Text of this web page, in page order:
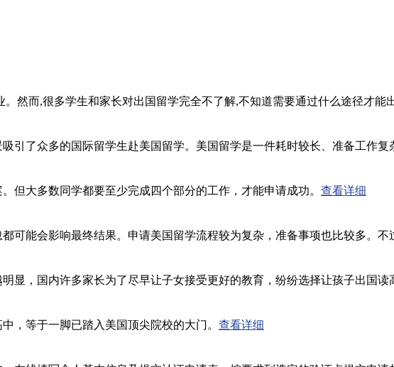
然而,很多学生和家长对出国留学完全不了解,不知道需要通过什么途径才能
了众多的国际留学生赴美国留学。美国留学是一件耗时较长、准备工作复
但大多数同学都要至少完成四个部分的工作，才能申请成功。 查看详细
可能会影响最终结果。申请美国留学流程较为复杂，准备事项也比较多。不
显，国内许多家长为了尽早让子女接受更好的教育，纷纷选择让孩子出国读
，等于一脚已踏入美国顶尖院校的大门。 查看详细